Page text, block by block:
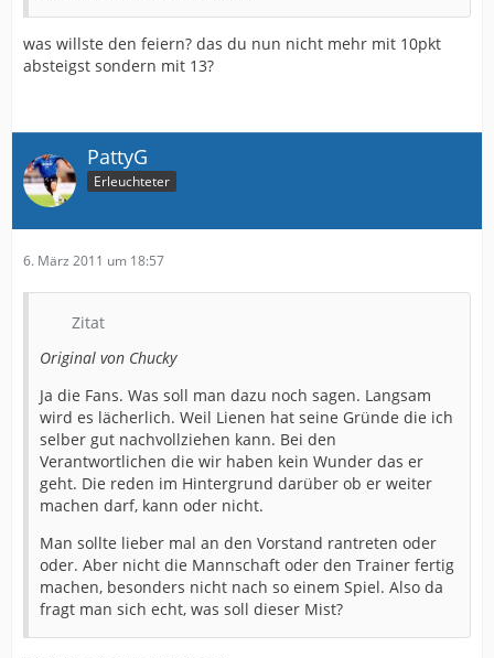
was willste den feiern? das du nun nicht mehr mit 10pkt
absteigst sondern mit 13?
PattyG
Erleuchteter
6. März 2011 um 18:57
Zitat
Original von Chucky
Ja die Fans. Was soll man dazu noch sagen. Langsam
wird es lächerlich. Weil Lienen hat seine Gründe die ich
selber gut nachvollziehen kann. Bei den
Verantwortlichen die wir haben kein Wunder das er
geht. Die reden im Hintergrund darüber ob er weiter
machen darf, kann oder nicht.
Man sollte lieber mal an den Vorstand rantreten oder
oder. Aber nicht die Mannschaft oder den Trainer fertig
machen, besonders nicht nach so einem Spiel. Also da
fragt man sich echt, was soll dieser Mist?